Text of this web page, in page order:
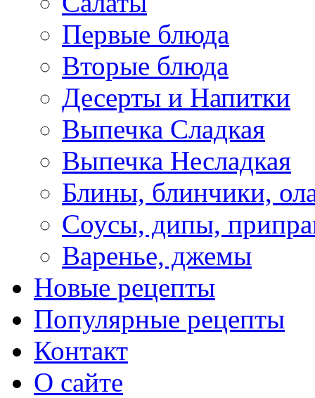
Первые блюда
Вторые блюда
Десерты и Напитки
Выпечка Сладкая
Выпечка Несладкая
Блины, блинчики,
Соусы, дипы,
Варенье, джемы
Новые рецепты
Популярные рецепты
Контакт
О сайте